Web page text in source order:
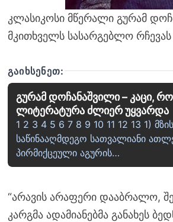
კლასიკოსი მწერალი გურამ
მკითხველს სასარგებლო
ᲒᲐᲘᲮᲡᲔᲜᲔᲗ:
გურამ დოჩანაშვილი – კაცი,
ლიტერატურა ძლიერ უყვარდა
1 2 3 4 5 6 7 8 9 10 11 12 13 1) მზის
საწინააღმდეგო სათვალიანი
პირმიქცეული აგურის…
“არავის არაფერი დააბრალო,
კარგმა ადამიანებმა განახეს